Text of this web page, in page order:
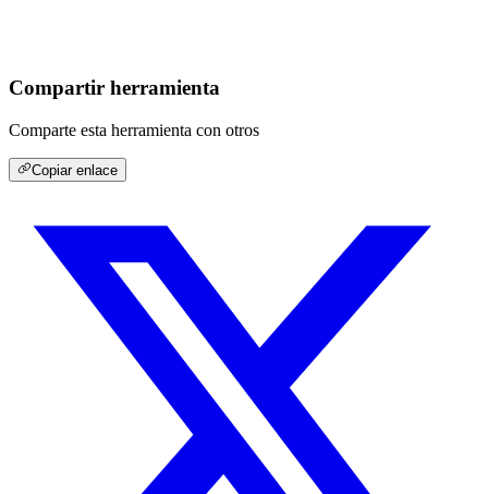
Compartir herramienta
Comparte esta herramienta con otros
Copiar enlace